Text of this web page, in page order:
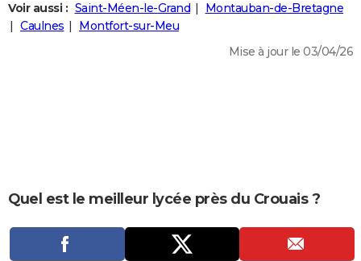
Art de vivre
Bien-être
Loisirs
Mode
Modes de vie
SANTE
Dictionnaire
Biographies
Expressions
Proverbes
PROGRAMME TV
Voir aussi : Saint-Méen-le-Grand
Montauban-de-Bretagne
Caulnes
Montfort-sur-Meu
Mise à jour le 03/04/26
Quel est le meilleur lycée près du Crouais ?